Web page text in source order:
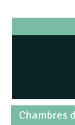
Chambres